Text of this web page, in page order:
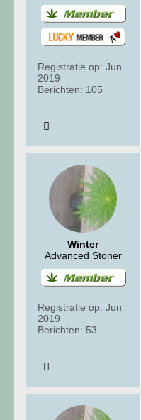
Registratie op: Jun
2019
Berichten: 105
Winter
Advanced Stoner
Registratie op: Jun
2019
Berichten: 53